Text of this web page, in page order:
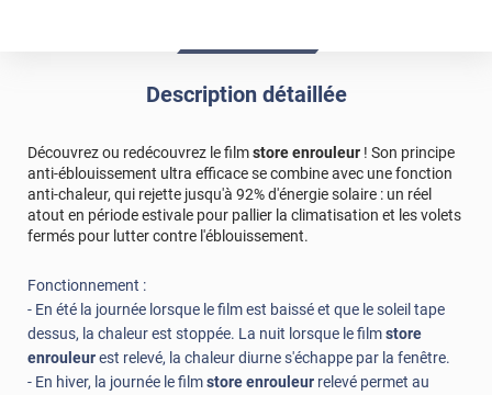
Description détaillée
Découvrez ou redécouvrez le filmstore enrouleur ! Son principe
anti-éblouissement ultra efficace se combine avec une fonction
anti-chaleur, qui rejette jusqu'à 92% d'énergie solaire : un réel
atout en période estivale pour pallier la climatisation et les volets
fermés pour lutter contre l'éblouissement.
Fonctionnement :
- En été la journée lorsque le film est baissé et que le soleil tape
dessus, la chaleur est stoppée. La nuit lorsque le filmstore
enrouleurest relevé, la chaleur diurne s'échappe par la fenêtre.
- En hiver, la journée le filmstore enrouleur relevé permet au